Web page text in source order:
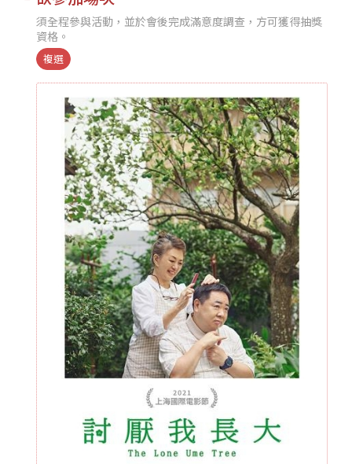
須全程參與活動，並於會後完成滿意度調查，方可獲得抽獎
資格。
複選